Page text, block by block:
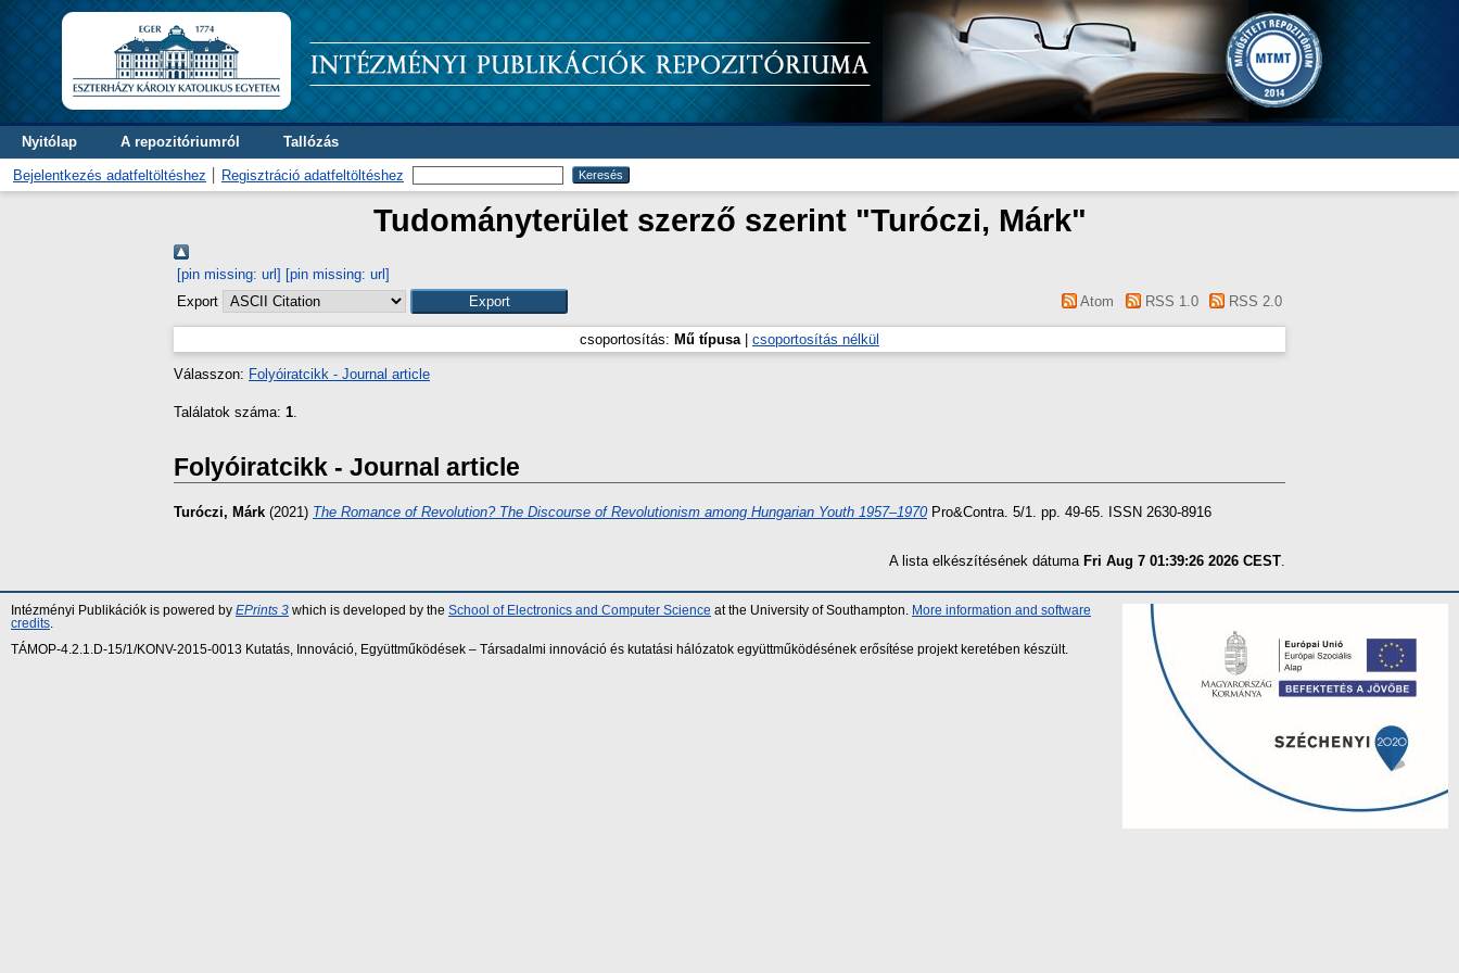
Nyitólap A repozitóriumról Tallózás
Bejelentkezés adatfeltöltéshez Regisztráció adatfeltöltéshez
Tudományterület szerző szerint "Turóczi, Márk"
[pin missing: url] [pin missing: url]
Export
Atom RSS 1.0 RSS 2.0
csoportosítás: Mű típusa| csoportosítás nélkül
Válasszon: Folyóiratcikk - Journal article
Találatok száma: 1.
Folyóiratcikk - Journal article
Turóczi, Márk (2021) The Romance of Revolution? The Discourse of Revolutionism among Hungarian Youth 1957–1970 Pro&Contra. 5/1. pp. 49-65. ISSN 2630-8916
A lista elkészítésének dátuma Fri Aug 7 01:39:26 2026 CEST.
Intézményi Publikációk is powered by EPrints 3 which is developed by the School of Electronics and Computer Science at the University of Southampton.
More information and software
credits
TÁMOP-4.2.1.D-15/1/KONV-2015-0013 Kutatás, Innováció, Együttműködések – Társadalmi innováció és kutatási hálózatok együttműködésének erősítése projekt keretében készült.